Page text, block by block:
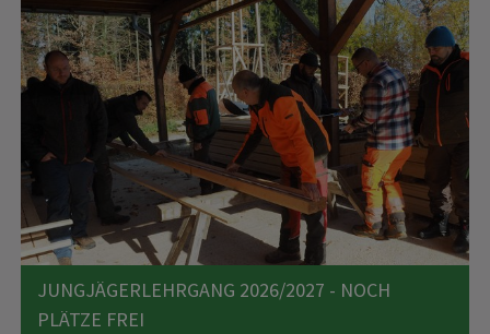
JUNGJÄGERLEHRGANG 2026/2027 - NOCH
PLÄTZE FREI